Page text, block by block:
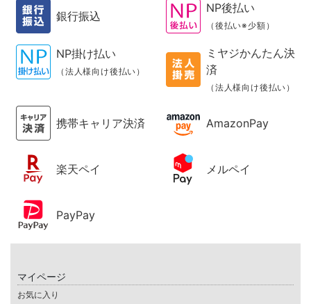
銀行振込
NP後払い
（後払い※少額）
NP掛け払い
（法人様向け後払い）
ミヤジかんたん決
済
（法人様向け後払い）
携帯キャリア決済 AmazonPay
楽天ペイ メルペイ
PayPay
マイページ
お気に入り